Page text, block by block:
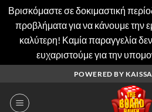
Βρισκόμαστε σε δοκιμαστική
προβλήματα για να κάνουμε την
καλύτερη! Καμία παραγγελία
ευχαριστούμε για την
περιεχόμενο
POWERED BY